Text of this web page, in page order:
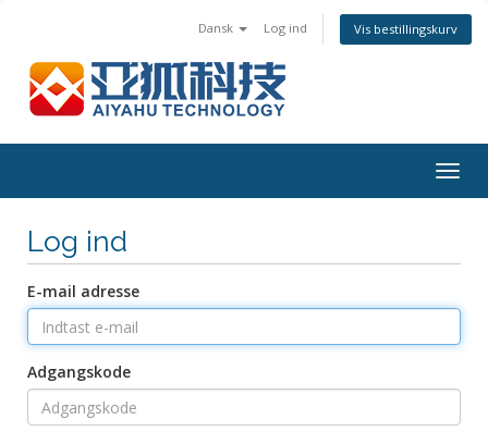
Dansk Log ind Vis bestillingskurv
Log ind
E-mail adresse
Adgangskode